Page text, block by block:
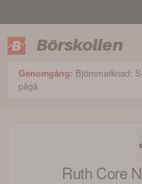
Börskollen
Genomgång: Björnmarknad:
pågå
Ruth Core